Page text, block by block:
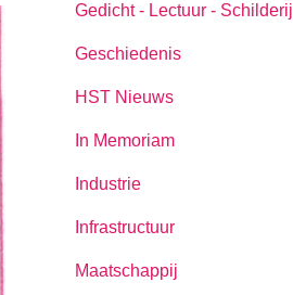
Gedicht - Lectuur - Schilderij
Geschiedenis
HST Nieuws
In Memoriam
Industrie
Infrastructuur
Maatschappij